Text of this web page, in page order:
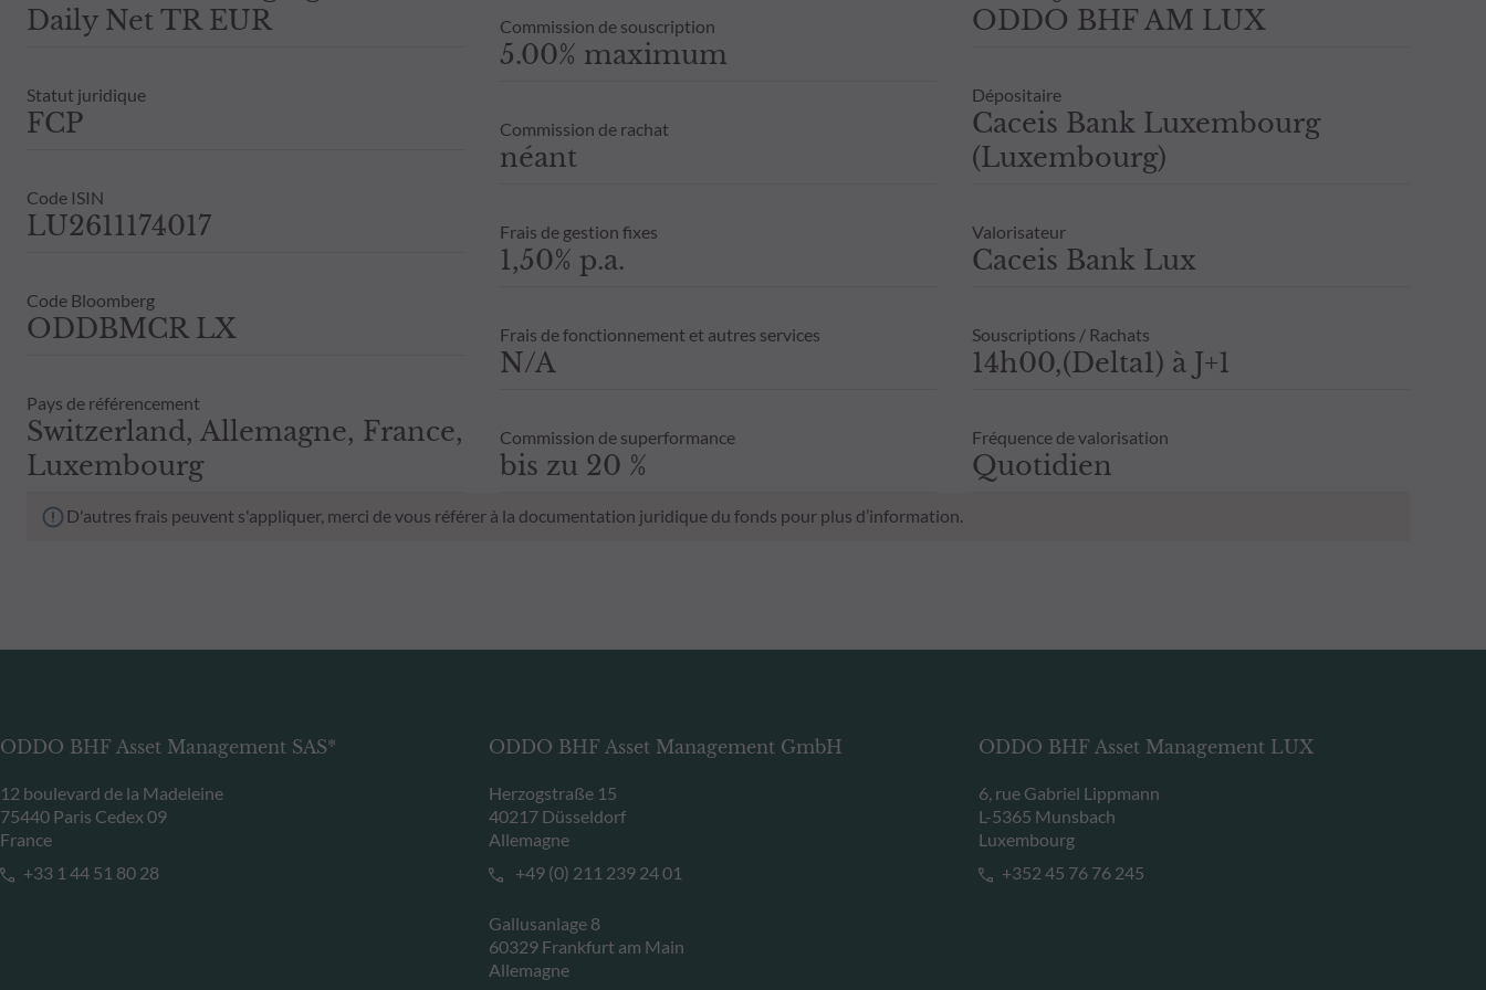
Daily Net TR EUR
Statut juridique
FCP
Code ISIN
LU2611174017
Code Bloomberg
ODDBMCR LX
Pays de référencement
Switzerland, Allemagne, France,
Luxembourg
Commission de souscription
5.00% maximum
Commission de rachat
néant
Frais de gestion fixes
1,50% p.a.
Frais de fonctionnement et autres services
N/A
Commission de superformance
bis zu 20 %
ODDO BHF AM LUX
Dépositaire
Caceis Bank Luxembourg
(Luxembourg)
Valorisateur
Caceis Bank Lux
Souscriptions / Rachats
14h00,(Delta1) à J+1
Fréquence de valorisation
Quotidien
D'autres frais peuvent s'appliquer, merci de vous référer à la documentation juridique du fonds pour plus d’information.
ODDO BHF Asset Management SAS*
12 boulevard de la Madeleine
75440 Paris Cedex 09
France
+33 1 44 51 80 28
ODDO BHF Asset Management GmbH
Herzogstraße 15
40217 Düsseldorf
Allemagne
+49 (0) 211 239 24 01
Gallusanlage 8
60329 Frankfurt am Main
Allemagne
ODDO BHF Asset Management LUX
6, rue Gabriel Lippmann
L-5365 Munsbach
Luxembourg
+352 45 76 76 245